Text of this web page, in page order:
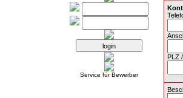
Service für Bewerber
PLZ